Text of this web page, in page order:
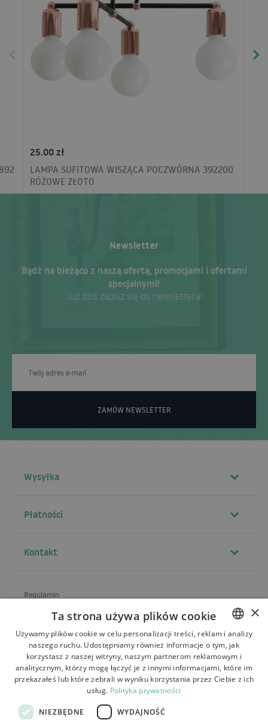
25.00 zł
LAMPA SUFITOWA WISZĄCA POCZWÓRNA 392200
RÓŻOWE ZŁOTO
Newsletter
Bądź na bieżąco z naszą ofertą, promocjami i ofertami
specjalnymi!
Już dziś zapisz się do newslettera!
ZAMÓW NEWSLETTER
Wysyłka
Płatności
Kontakt
Regulamin
Wysyłka
Zwroty i reklamacje
Kontakt
POLISH
BULGARIAN
×
Ta strona używa plików cookie
Używamy plików cookie w celu personalizacji treści, reklam i analizy
naszego ruchu. Udostępniamy również informacje o tym, jak
korzystasz z naszej witryny, naszym partnerom reklamowym i
analitycznym, którzy mogą łączyć je z innymi informacjami, które im
przekazałeś lub które zebrali w wyniku korzystania przez Ciebie z ich
usług. Polityka prywatności
NIEZBĘDNE WYDAJNOŚĆ